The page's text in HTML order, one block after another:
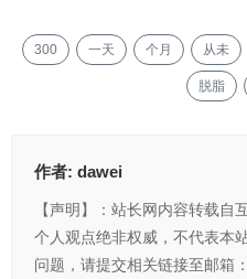
300 一天 个月 从未
脱脂
作者: dawei
【声明】：站长网内容转载自
个人观点绝非权威，不代表本
问题，请提交相关链接至邮箱